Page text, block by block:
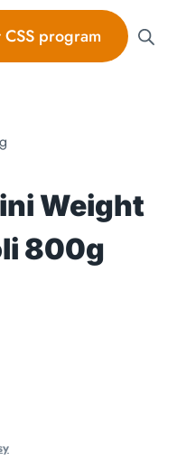
program
Weight
800g